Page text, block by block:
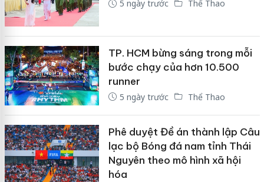
5 ngày trước Thể Thao
TP. HCM bừng sáng trong mỗi
bước chạy của hơn 10.500
runner
5 ngày trước Thể Thao
Phê duyệt Đề án thành lập Câu
lạc bộ Bóng đá nam tỉnh Thái
Nguyên theo mô hình xã hội
hóa